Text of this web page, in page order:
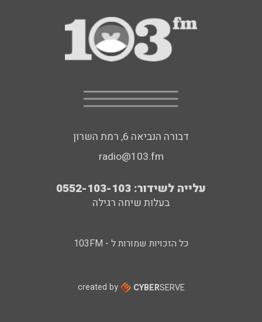
דבורה הנביאה 6, רמת השרון
radio@103.fm
עלייה לשידור: 0552-103-103
בעלות שיחה רגילה
כל הזכויות שמורות ל - 103FM
created by CYBERSERVE